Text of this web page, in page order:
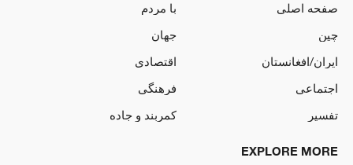
صفحه اصلی
با مردم
چین
جهان
ایران/افغانستان
اقتصادی
اجتماعی
فرهنگی
تفسیر
کمربند و جاده
EXPLORE MORE